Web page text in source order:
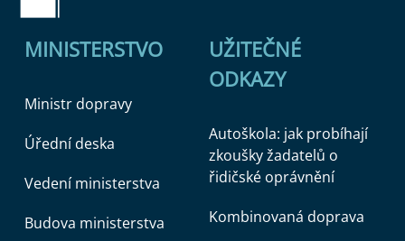
MINISTERSTVO
Ministr dopravy
Úřední deska
Vedení ministerstva
Budova ministerstva
UŽITEČNÉ
ODKAZY
Autoškola: jak probíhají
zkoušky žadatelů o
řidičské oprávnění
Kombinovaná doprava